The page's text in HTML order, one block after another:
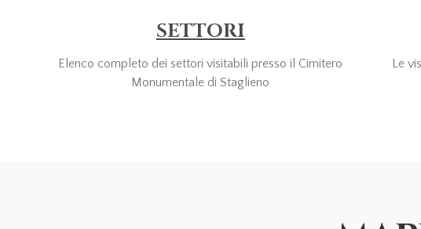
SETTORI
Elenco completo dei settori visitabili presso il Cimitero
Monumentale di Staglieno
Le